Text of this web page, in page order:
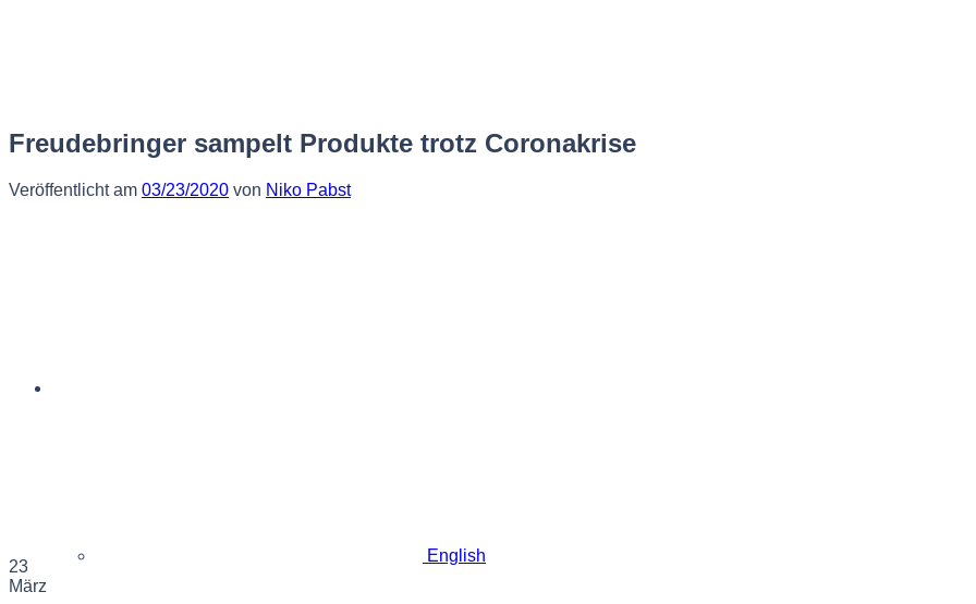
English
Freudebringer sampelt Produkte trotz Coronakrise
Veröffentlicht am 03/23/2020 von Niko Pabst
23
März